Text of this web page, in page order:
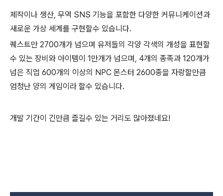
제작이나 생산, 무역 SNS 기능을 포함한 다양한 커뮤니케이션과
새로운 가상 세계를 구현할수 있습니다.
퀘스트만 2700개가 넘으며 유저들의 각양 각색의 개성을 표현할
수 있는 장비와 아이템이 1만개가 넘으며, 4개의 종족과 120개가
넘은 직업 600개의 이상의 NPC 몬스터 2600종을 자랑할만큼
엄청난 양의 게임이라 할수 있습니다.
개발 기간이 긴만큼 즐길수 있는 거리도 많아졌네요!